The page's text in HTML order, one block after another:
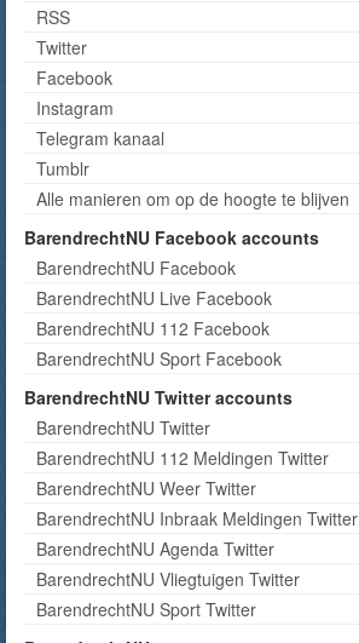
RSS
Twitter
Facebook
Instagram
Telegram kanaal
Tumblr
Alle manieren om op de hoogte te blijven
BarendrechtNU Facebook accounts
BarendrechtNU Facebook
BarendrechtNU Live Facebook
BarendrechtNU 112 Facebook
BarendrechtNU Sport Facebook
BarendrechtNU Twitter accounts
BarendrechtNU Twitter
BarendrechtNU 112 Meldingen Twitter
BarendrechtNU Weer Twitter
BarendrechtNU Inbraak Meldingen Twitter
BarendrechtNU Agenda Twitter
BarendrechtNU Vliegtuigen Twitter
BarendrechtNU Sport Twitter